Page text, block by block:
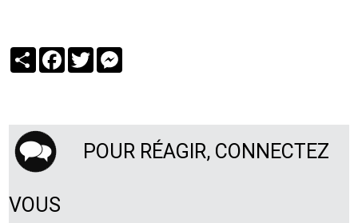
PartagerFacebook
Twitter
POUR RÉAGIR, CONNECTEZ
VOUS